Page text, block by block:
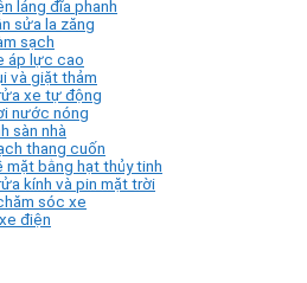
láng đĩa phanh
sửa la zăng
sạch
áp lực cao
và giặt thảm
xe tự động
nước nóng
sàn nhà
thang cuốn
mặt bằng hạt thủy tinh
kính và pin mặt trời
sóc xe
điện